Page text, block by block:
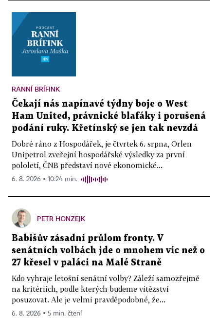
RANNÍ BRÍFINK
Čekají nás napínavé týdny boje o West
Ham United, právnické blafáky i porušená
podání ruky. Křetínský se jen tak nevzdá
Dobré ráno z Hospodářek, je čtvrtek 6. srpna, Orlen
Unipetrol zveřejní hospodářské výsledky za první
pololetí, ČNB představí nové ekonomické...
6. 8. 2026 ▪ 10:24 min.
PETR HONZEJK
Babišův zásadní průlom fronty. V
senátních volbách jde o mnohem víc než o
27 křesel v paláci na Malé Straně
Kdo vyhraje letošní senátní volby? Záleží samozřejmě
na kritériích, podle kterých budeme vítězství
posuzovat. Ale je velmi pravděpodobné, že...
6. 8. 2026 ▪ 5 min. čtení